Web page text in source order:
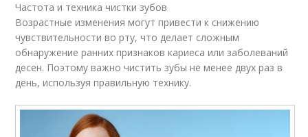
Частота и техника чистки зубов
Возрастные изменения могут привести к снижению
чувствительности во рту, что делает сложным
обнаружение ранних признаков кариеса или заболеваний
десен. Поэтому важно чистить зубы не менее двух раз в
день, используя правильную технику.